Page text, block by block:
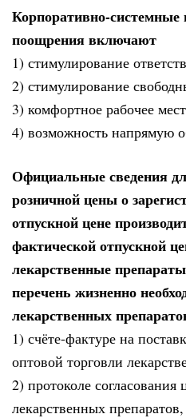
Корпоративно-
поощрения включают
1) стимулирование
2) стимулирование
3) комфортное рабочее
4) возможность напрямую
Официальные сведения
розничной цены о
отпускной цене
фактической отпускной
лекарственные
перечень жизненно
лекарственных
1) счёте-фактуре на
оптовой торговли
2) протоколе согласования
лекарственных